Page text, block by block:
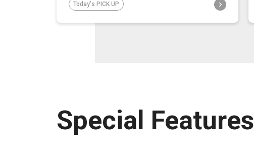
Today's PICK UP
Special Features